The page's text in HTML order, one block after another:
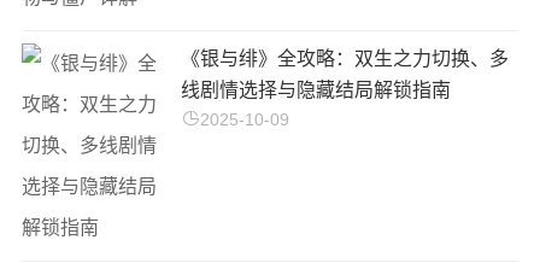
《银与绯》全攻略：双生之力切换、多
线剧情选择与隐藏结局解锁指南
2025-10-09